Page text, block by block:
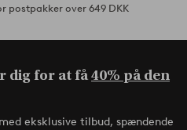
postpakker over 649 DKK
dig for at få40% på den
eksklusive tilbud, spændende